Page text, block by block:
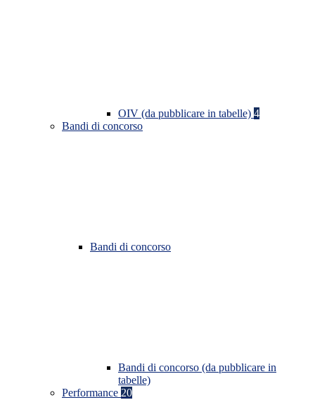
OIV (da pubblicare in tabelle) 4
Bandi di concorso
Bandi di concorso
Bandi di concorso (da pubblicare in
tabelle)
Performance 20